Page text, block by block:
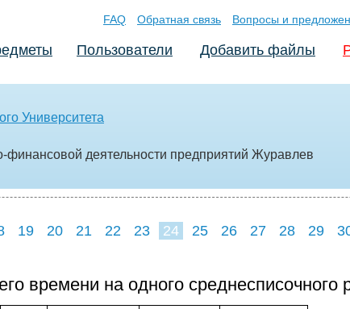
FAQ Обратная связь Вопросы и
Пользователи Добавить файлы
Университета
финансовой деятельности предприятий Журавлев
19 20 21 22 23 24 25 26 27 28 29
времени на одного среднесписочного